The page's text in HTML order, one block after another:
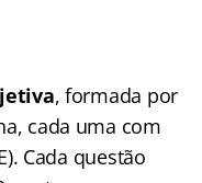
, formada por
cada uma com
Cada questão